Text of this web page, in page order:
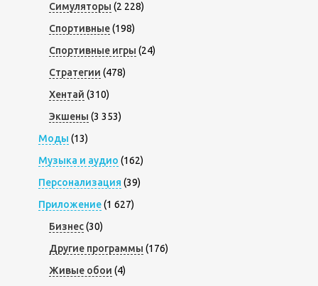
Симуляторы (2 228)
Спортивные(198)
Спортивные игры (24)
Стратегии (478)
Хентай (310)
Экшены (3 353)
Моды (13)
Музыка и аудио (162)
Персонализация (39)
Приложение(1 627)
Бизнес(30)
Другие программы (176)
Живые обои (4)